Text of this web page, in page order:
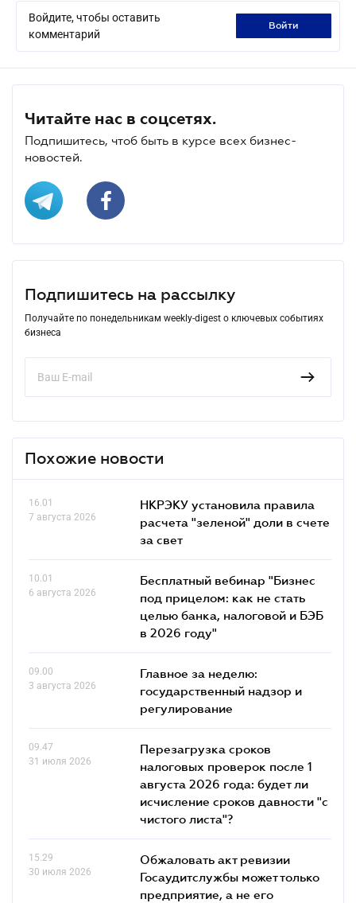
Войдите, чтобы оставить
комментарий
войти
Читайте нас в соцсетях.
Подпишитесь, чтоб быть в курсе всех бизнес-
новостей.
Подпишитесь на рассылку
Получайте по понедельникам weekly-digest о ключевых событиях
бизнеса
Похожие новости
16.01
7 августа 2026
НКРЭКУ установила правила
расчета "зеленой" доли в счете
за свет
10.01
6 августа 2026
Бесплатный вебинар "Бизнес
под прицелом: как не стать
целью банка, налоговой и БЭБ
в 2026 году"
09.00
3 августа 2026
Главное за неделю:
государственный надзор и
регулирование
09.47
31 июля 2026
Перезагрузка сроков
налоговых проверок после 1
августа 2026 года: будет ли
исчисление сроков давности "с
чистого листа"?
15.29
30 июля 2026
Обжаловать акт ревизии
Госаудитслужбы может только
предприятие, а не его